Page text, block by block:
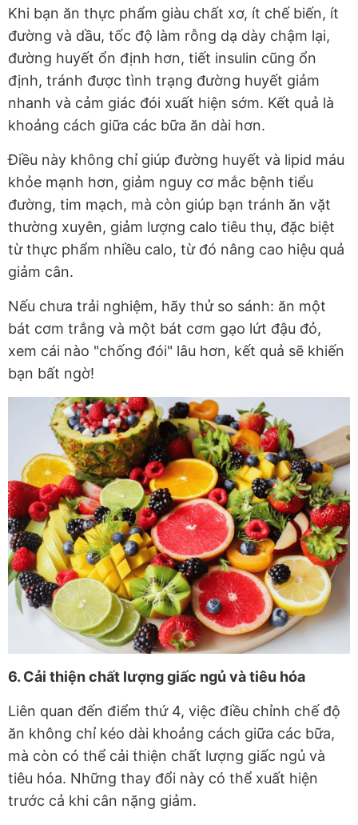
Khi bạn ăn thực phẩm giàu chất xơ, ít chế biến, ít
đường và dầu, tốc độ làm rỗng dạ dày chậm lại,
đường huyết ổn định hơn, tiết insulin cũng ổn
định, tránh được tình trạng đường huyết giảm
nhanh và cảm giác đói xuất hiện sớm. Kết quả là
khoảng cách giữa các bữa ăn dài hơn.
Điều này không chỉ giúp đường huyết và lipid máu
khỏe mạnh hơn, giảm nguy cơ mắc bệnh tiểu
đường, tim mạch, mà còn giúp bạn tránh ăn vặt
thường xuyên, giảm lượng calo tiêu thụ, đặc biệt
từ thực phẩm nhiều calo, từ đó nâng cao hiệu quả
giảm cân.
Nếu chưa trải nghiệm, hãy thử so sánh: ăn một
bát cơm trắng và một bát cơm gạo lứt đậu đỏ,
xem cái nào "chống đói" lâu hơn, kết quả sẽ khiến
bạn bất ngờ!
6. Cải thiện chất lượng giấc ngủ và tiêu hóa
Liên quan đến điểm thứ 4, việc điều chỉnh chế độ
ăn không chỉ kéo dài khoảng cách giữa các bữa,
mà còn có thể cải thiện chất lượng giấc ngủ và
tiêu hóa. Những thay đổi này có thể xuất hiện
trước cả khi cân nặng giảm.